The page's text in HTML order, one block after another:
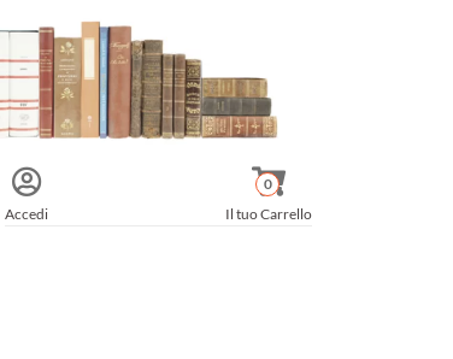
Accedi Il tuo Carrello
0